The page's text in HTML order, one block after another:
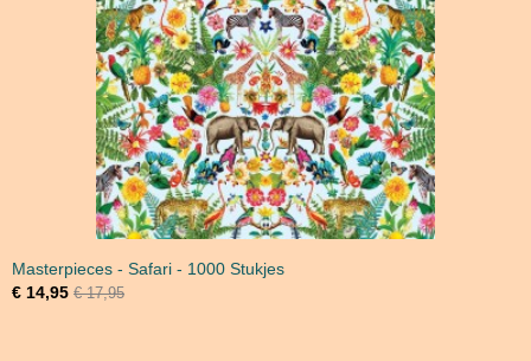
Masterpieces - Safari - 1000 Stukjes
€ 14,95 € 17,95